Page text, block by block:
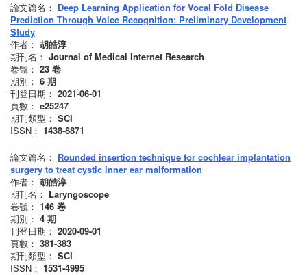
論文篇名： Deep Learning Application for Vocal Fold Disease
Prediction Through Voice Recognition: Preliminary Development
Study
作者： 胡皓淳
期刊名： Journal of Medical Internet Research
卷號： 23 卷
期別： 6 期
刊登日期： 2021-06-01
頁數： e25247
期刊類型： SCI
ISSN： 1438-8871
論文篇名： Rounded insertion technique for cochlear implantation
surgery to treat cystic inner ear malformation
作者： 胡皓淳
期刊名： Laryngoscope
卷號： 146 卷
期別： 4 期
刊登日期： 2020-09-01
頁數： 381-383
期刊類型： SCI
ISSN： 1531-4995